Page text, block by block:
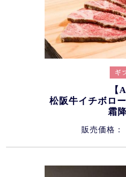
【
松阪牛イチボロ
霜
販売価格：